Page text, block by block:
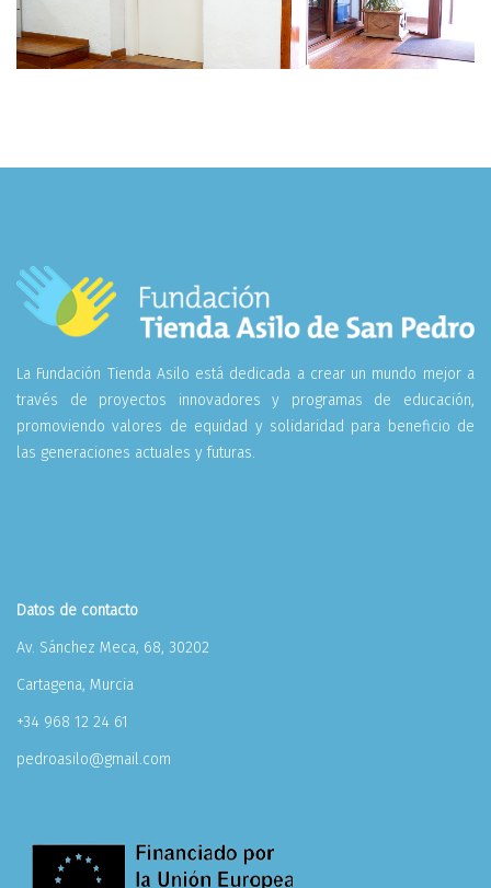
La Fundación Tienda Asilo está dedicada a crear un mundo mejor a
través de proyectos innovadores y programas de educación,
promoviendo valores de equidad y solidaridad para beneficio de
las generaciones actuales y futuras.
Datos de contacto
Av. Sánchez Meca, 68, 30202
Cartagena, Murcia
+34 968 12 24 61
pedroasilo@gmail.com